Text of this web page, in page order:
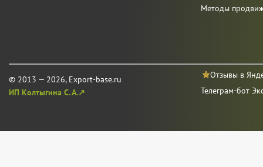
© 2013 — 2026, Export-base.ru
ИП Колтыгина С. А.↗
Методы
Отзывы в
Телеграм-бот